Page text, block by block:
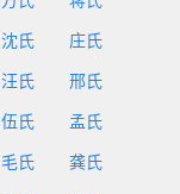
沈氏 庄氏
汪氏 邢氏
伍氏 孟氏
毛氏 龚氏